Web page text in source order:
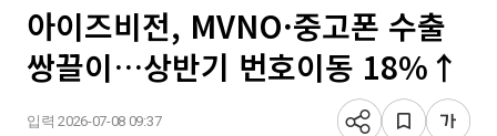
아이즈비전, MVNO·중고폰 수출
쌍끌이…상반기 번호이동 18%↑
입력 2026-07-08 09:37